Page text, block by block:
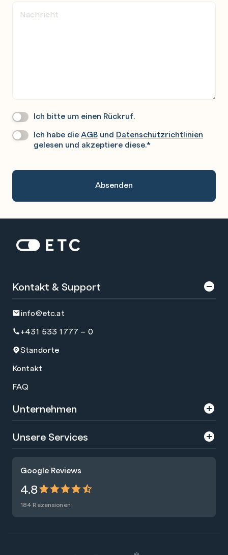
Wir
Sie
Ich bitte um einen Rückruf.
Datenschutz*
Ich habe dieAGB und Datenschutzrichtlinien
gelesen und akzeptiere diese.*
Startseite: ETC
Google Reviews
4.8
184 Rezensionen
Kontakt & Support
info@etc.at
+431 533 1777 – 0
Standorte
Kontakt
FAQ
Unternehmen
Über uns
Presse
Nachhaltigkeit
Blog
Unsere Services